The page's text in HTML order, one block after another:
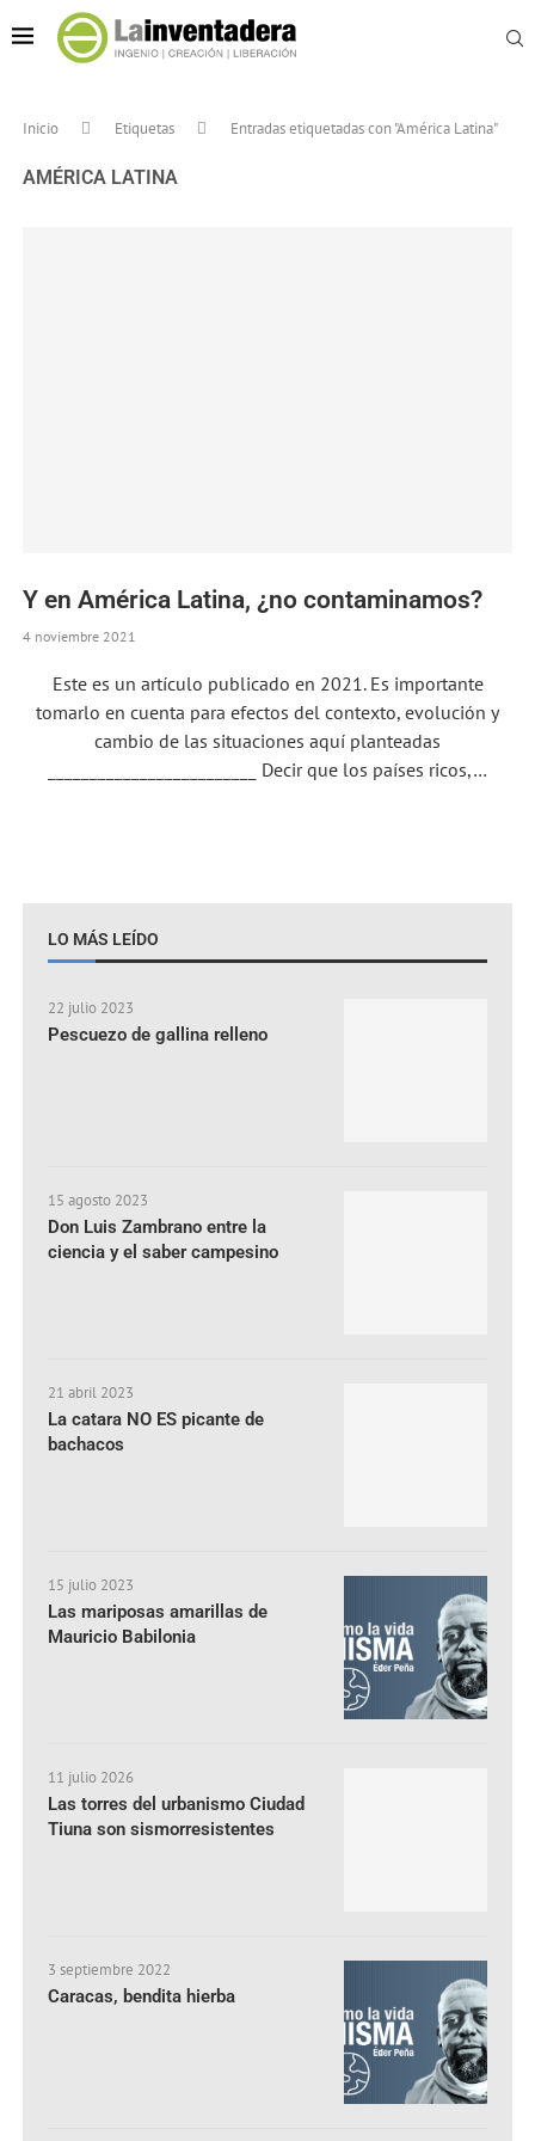
Inicio Etiquetas Entradas etiquetadas con "América Latina"
AMÉRICA LATINA
Y en América Latina, ¿no contaminamos?
4 noviembre 2021
Este es un artículo publicado en 2021. Es importante
tomarlo en cuenta para efectos del contexto, evolución y
cambio de las situaciones aquí planteadas
_________________________ Decir que los países ricos,…
LO MÁS LEÍDO
22 julio 2023
Pescuezo de gallina relleno
15 agosto 2023
Don Luis Zambrano entre la
ciencia y el saber campesino
21 abril 2023
La catara NO ES picante de
bachacos
15 julio 2023
Las mariposas amarillas de
Mauricio Babilonia
11 julio 2026
Las torres del urbanismo Ciudad
Tiuna son sismorresistentes
3 septiembre 2022
Caracas, bendita hierba